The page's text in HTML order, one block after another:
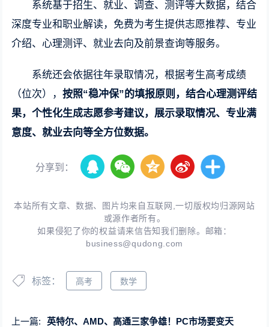
系统基于招生、就业、调查、测评等大数据，结合
深度专业和职业解读，免费为考生提供志愿推荐、专业
介绍、心理测评、就业去向及前景查询等服务。
系统还会依据往年录取情况，根据考生高考成绩
（位次），按照“稳冲保”的填报原则，结合心理测评结
果，个性化生成志愿参考建议，展示录取情况、专业满
意度、就业去向等全方位数据。
分享到：
本站所有文章、数据、图片均来自互联网,一切版权均归源网站
或源作者所有。
如果侵犯了你的权益请来信告知我们删除。邮箱：
business@qudong.com
标签： 高考 数学
上一篇:
英特尔、AMD、高通三家争雄！PC市场要变天